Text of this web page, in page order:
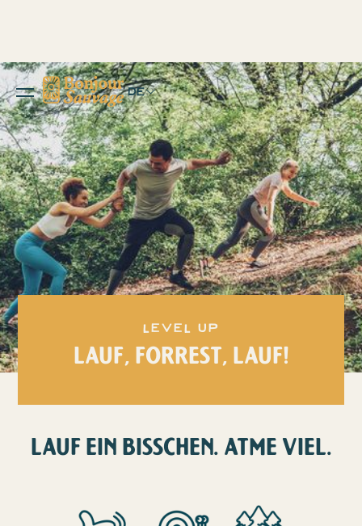
DE
Level Up
LAUF, FORREST, LAUF!
LAUF EIN BISSCHEN. ATME VIEL.